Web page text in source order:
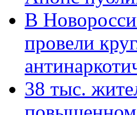
В
провели
38 тыс.